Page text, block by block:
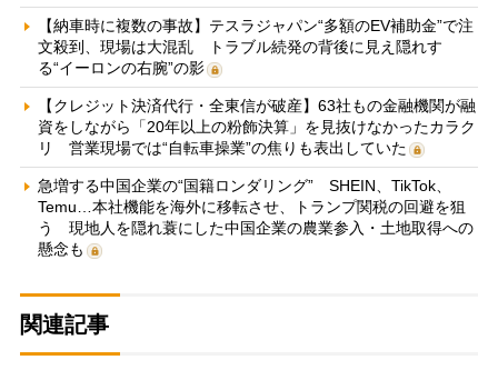
【納車時に複数の事故】テスラジャパン“多額のEV補助金”で注
文殺到、現場は大混乱 トラブル続発の背後に見え隠れす
る“イーロンの右腕”の影
【クレジット決済代行・全東信が破産】63社もの金融機関が融
資をしながら「20年以上の粉飾決算」を見抜けなかったカラク
リ 営業現場では“自転車操業”の焦りも表出していた
急増する中国企業の“国籍ロンダリング” SHEIN、TikTok、
Temu…本社機能を海外に移転させ、トランプ関税の回避を狙
う 現地人を隠れ蓑にした中国企業の農業参入・土地取得への
懸念も
関連記事